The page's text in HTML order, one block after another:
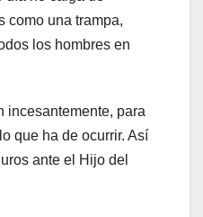
como una trampa,
los hombres en
incesantemente, para
que ha de ocurrir. Así
ante el Hijo del